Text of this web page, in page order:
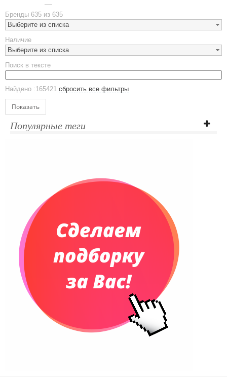
Наборы посуды
Предметы сервировки
Стаканы
Эко кружки
ЕВРОПОСУДА
Аксессуары
Ежедневники и блокноты
Датированные ежедневники
Планинги недатированные
Телефонные книжки
Сумки и Рюкзаки
Сумки для планшетов и ноутбуков
Рюкзаки
Конференц-сумки
Сумки для покупок промо
Несессеры и косметички
Сумки дорожные
Бренды 635 из 635
Выберите из списка
Наличие
Выберите из списка
Поиск в тексте
Найдено :165421 сбросить все фильтры
Показать
Популярные теги